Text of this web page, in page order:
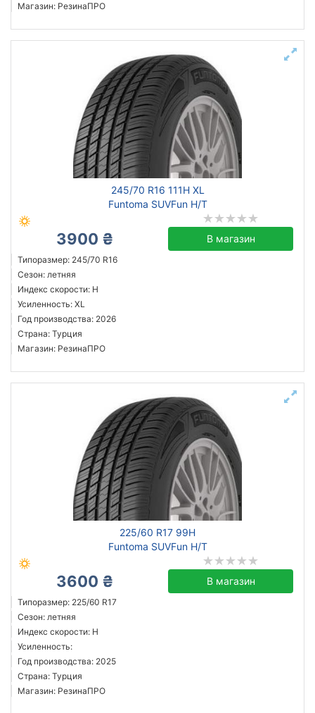
Магазин: РезинаПРО
245/70 R16 111H XL
Funtoma SUVFun H/T
3900 ₴ В магазин
Типоразмер: 245/70 R16
Сезон: летняя
Индекс скорости: H
Усиленность: XL
Год производства: 2026
Страна: Турция
Магазин: РезинаПРО
225/60 R17 99H
Funtoma SUVFun H/T
3600 ₴ В магазин
Типоразмер: 225/60 R17
Сезон: летняя
Индекс скорости: H
Усиленность:
Год производства: 2025
Страна: Турция
Магазин: РезинаПРО